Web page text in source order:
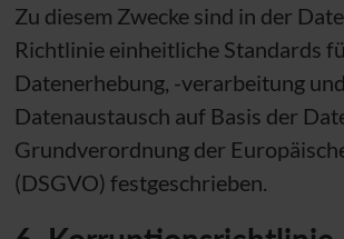
Zu diesem Zwecke sind in der
Richtlinie einheitliche Standards
Datenerhebung, -verarbeitung
Datenaustausch auf Basis der
Grundverordnung der
(DSGVO) festgeschrieben.